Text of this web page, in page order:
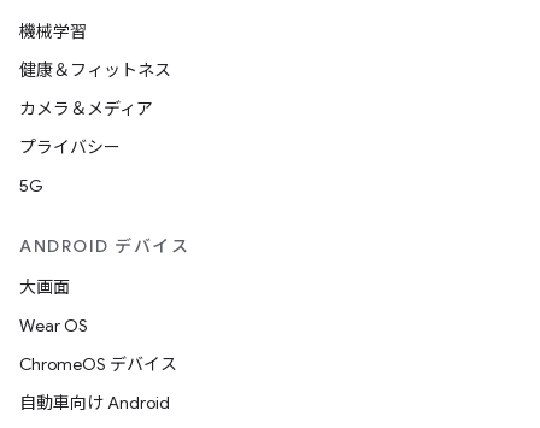
機械学習
健康＆フィットネス
カメラ＆メディア
プライバシー
5G
ANDROID デバイス
大画面
Wear OS
ChromeOS デバイス
自動車向け Android